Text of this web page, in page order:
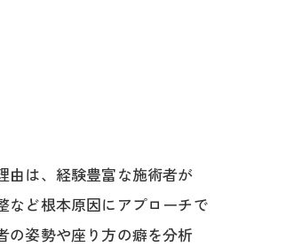
由は、経験豊富な施術者が
など根本原因にアプローチで
の姿勢や座り方の癖を分析